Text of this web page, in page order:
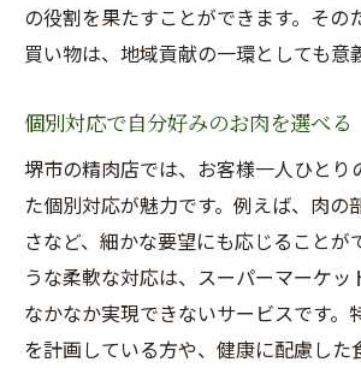
の役割を果たすことができます。その
買い物は、地域貢献の一環としても意
個別対応で自分好みのお肉を選べる
堺市の精肉店では、お客様一人ひとり
た個別対応が魅力です。例えば、肉の
さなど、細かな要望にも応じることが
うな柔軟な対応は、スーパーマーケッ
なかなか実現できないサービスです。
を計画している方や、健康に配慮した